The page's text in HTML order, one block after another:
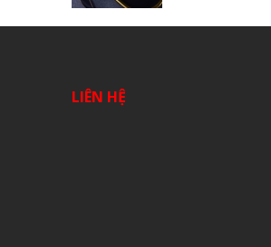
LIÊN HỆ